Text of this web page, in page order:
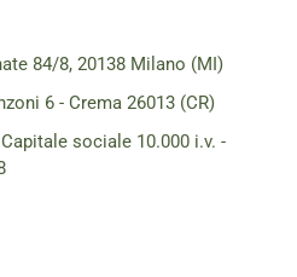
84/8, 20138 Milano (MI)
6 - Crema 26013 (CR)
Capitale sociale 10.000 i.v. -